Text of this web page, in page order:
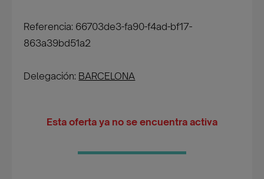
Referencia: 66703de3-fa90-f4ad-bf17-
863a39bd51a2
Delegación: BARCELONA
Esta oferta ya no se encuentra activa